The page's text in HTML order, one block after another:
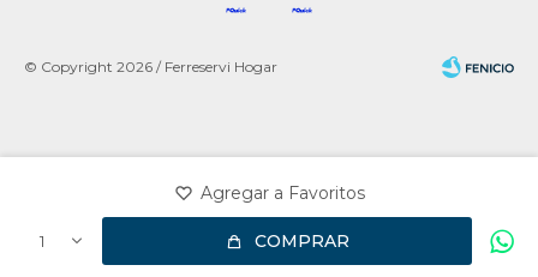
1 COMPRAR
© Copyright 2026 / Ferreservi Hogar
Fenicio